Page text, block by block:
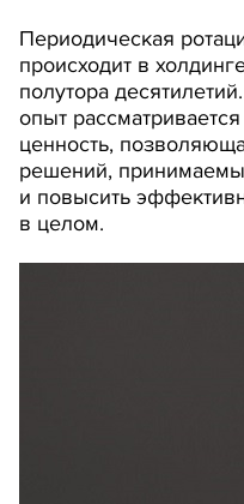
Периодическая
происходит в
полутора
опыт
ценность,
решений,
и повысить
в целом.